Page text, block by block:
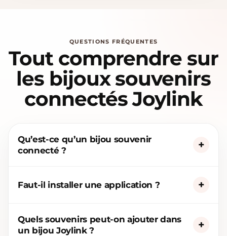
QUESTIONS FRÉQUENTES
Tout comprendre sur
les bijoux souvenirs
connectés Joylink
Qu’est-ce qu’un bijou souvenir
connecté ?
Faut-il installer une application ?
Quels souvenirs peut-on ajouter dans
un bijou Joylink ?